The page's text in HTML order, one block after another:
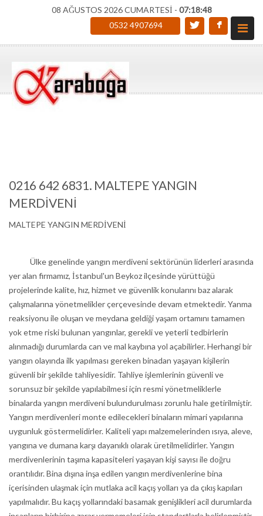
08 AĞUSTOS 2026 CUMARTESİ - 07:18:49
0532 4907694
0216 642 6831. MALTEPE YANGIN
MERDİVENİ
MALTEPE YANGIN MERDİVENİ
Ülke genelinde yangın merdiveni sektörünün liderleri arasında
yer alan firmamız, İstanbul'un Beykoz ilçesinde yürüttüğü
projelerinde kalite, hız, hizmet ve güvenlik konularını baz alarak
çalışmalarına yönetmelikler çerçevesinde devam etmektedir. Yanma
reaksiyonu ile oluşan ve meydana geldiği yaşam ortamını tamamen
yok etme riski bulunan yangınlar, gerekli ve yeterli tedbirlerin
alınmadığı durumlarda can ve mal kaybına yol açabilirler. Herhangi bir
yangın olayında ilk yapılması gereken binadan yaşayan kişilerin
güvenli bir şekilde tahliyesidir. Tahliye işlemlerinin güvenli ve
sorunsuz bir şekilde yapılabilmesi için resmi yönetmeliklerle
binalarda yangın merdiveni bulundurulması zorunlu hale getirilmiştir.
Yangın merdivenleri monte edilecekleri binaların mimari yapılarına
uygunluk göstermelidirler. Kaliteli yapı malzemelerinden ısıya, aleve,
yangına ve dumana karşı dayanıklı olarak üretilmelidirler. Yangın
merdivenlerinin taşıma kapasiteleri yaşayan kişi sayısı ile doğru
orantılıdır. Bina dışına inşa edilen yangın merdivenlerine bina
içerisinden ulaşmak için mutlaka acil kaçış yolları ya da çıkış kapıları
yapılmalıdır. Bu kaçış yollarındaki basamak genişlikleri acil durumlarda